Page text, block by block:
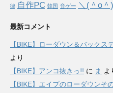
律 自作PC 韓国 音ゲー ＼(＾o＾
最新コメント
【BIKE】ローダウン＆バックス
より
【BIKE】アンコ抜きっ!! に ま よ
【BIKE】エイプのローダウンそ